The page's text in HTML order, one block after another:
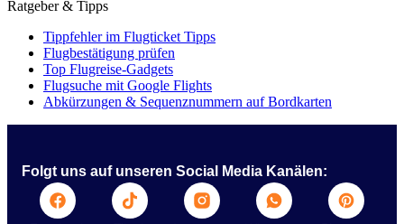
Ratgeber & Tipps
Tippfehler im Flugticket Tipps
Flugbestätigung prüfen
Top Flugreise-Gadgets
Flugsuche mit Google Flights
Abkürzungen & Sequenznummern auf Bordkarten